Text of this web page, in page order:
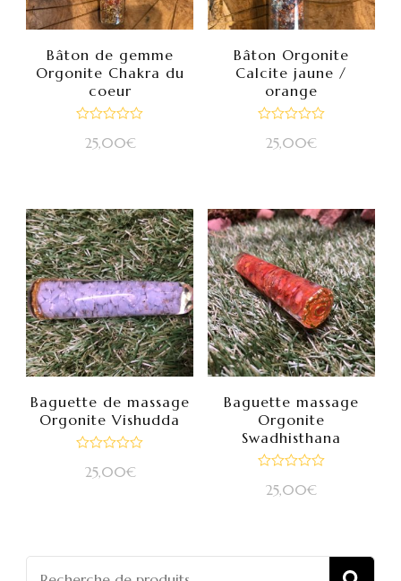
Bâton de gemme
Orgonite Chakra du
coeur
25,00€
Bâton Orgonite
Calcite jaune /
orange
25,00€
Baguette de massage
Orgonite Vishudda
25,00€
Baguette massage
Orgonite
Swadhisthana
25,00€